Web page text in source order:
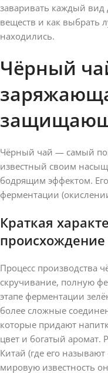
заваривать каждый
веществ и как выбрать
находились.
Чёрный
Чёрный чай — самый
известный своим
бодрящим эффектом.
ферментации
Краткая
происхождение
Процесс производства
скручивание, полную
этапе ферментации
более сложные
которые придают
цвет и богатый аромат.
Китай (где его
мировую известность